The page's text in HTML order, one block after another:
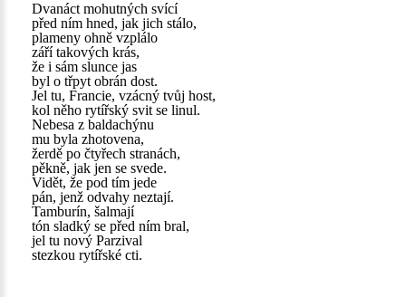
Dvanáct mohutných svící
před ním hned, jak jich stálo,
plameny ohně vzplálo
září takových krás,
že i sám slunce jas
byl o třpyt obrán dost.
Jel tu, Francie, vzácný tvůj host,
kol něho rytířský svit se linul.
Nebesa z baldachýnu
mu byla zhotovena,
žerdě po čtyřech stranách,
pěkně, jak jen se svede.
Vidět, že pod tím jede
pán, jenž odvahy neztají.
Tamburín, šalmají
tón sladký se před ním bral,
jel tu nový Parzival
stezkou rytířské cti.